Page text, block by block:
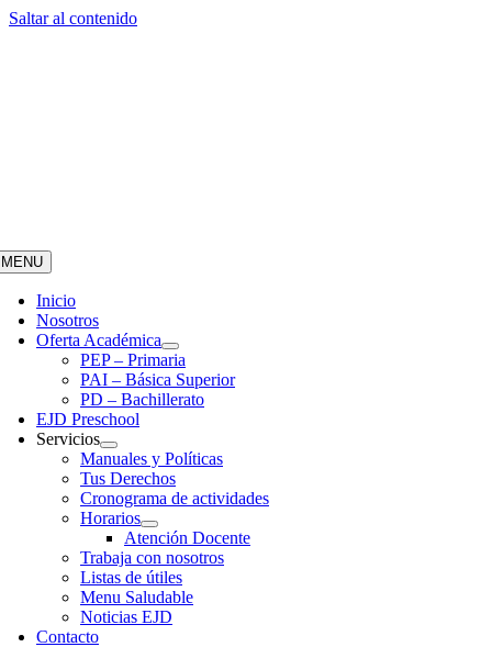
Saltar al contenido
MENU
Inicio
Nosotros
Oferta Académica
PEP – Primaria
PAI – Básica Superior
PD – Bachillerato
EJD Preschool
Servicios
Manuales y Políticas
Tus Derechos
Cronograma de actividades
Horarios
Atención Docente
Trabaja con nosotros
Listas de útiles
Menu Saludable
Noticias EJD
Contacto